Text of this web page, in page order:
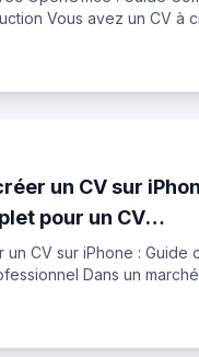
Vous avez un CV à
sol
un CV sur
pour un CV
un CV sur iPhone : Guide
Dans un
les candida